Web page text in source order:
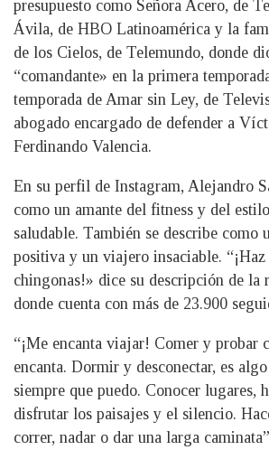
presupuesto como Señora Acero, de
Ávila, de HBO Latinoamérica y la
de los Cielos, de Telemundo, donde
“comandante» en la primera
temporada de Amar sin Ley, de
abogado encargado de defender a
Ferdinando Valencia.
En su perfil de Instagram, Alejandro
como un amante del fitness y del
saludable. También se describe como
positiva y un viajero insaciable. “¡Haz
chingonas!» dice su descripción de la
donde cuenta con más de 23.900
“¡Me encanta viajar! Comer y probar
encanta. Dormir y desconectar, es
siempre que puedo. Conocer lugares,
disfrutar los paisajes y el silencio.
correr, nadar o dar una larga